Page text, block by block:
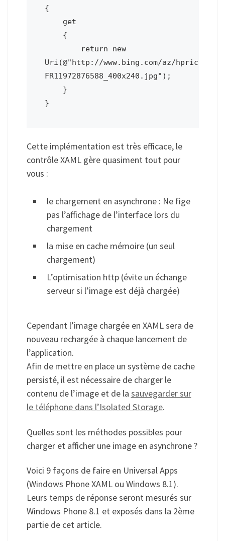
{
Uri(@"http://www.bing.com/az/hprichbg/rb/
FR11972876588_400x240.jpg");
}
Cette implémentation est très efficace, le
contrôle XAML gère quasiment tout pour
vous :
le chargement en asynchrone : Ne fige
pas l’affichage de l’interface lors du
chargement
la mise en cache mémoire (un seul
chargement)
L’optimisation http (évite un échange
serveur si l’image est déjà chargée)
Cependant l’image chargée en XAML sera de
nouveau rechargée à chaque lancement de
l’application.
Afin de mettre en place un système de cache
persisté, il est nécessaire de charger le
contenu de l’image et de la sauvegarder sur
le téléphone dans l’Isolated Storage.
Quelles sont les méthodes possibles pour
charger et afficher une image en asynchrone ?
Voici 9 façons de faire en Universal Apps
(Windows Phone XAML ou Windows 8.1).
Leurs temps de réponse seront mesurés sur
Windows Phone 8.1 et exposés dans la 2ème
partie de cet article.